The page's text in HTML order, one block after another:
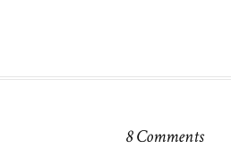
8 Comments